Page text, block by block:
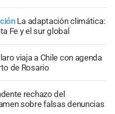
La adaptación climática:
Fe y el sur global
viaja a Chile con agenda
de Rosario
rechazo del
sobre falsas denuncias